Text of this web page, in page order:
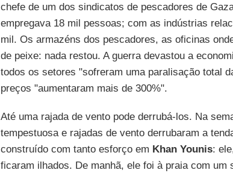
chefe de um dos sindicatos de pescadores de
empregava 18 mil pessoas; com as indústrias
mil. Os armazéns dos pescadores, as oficinas
de peixe: nada restou. A guerra devastou a
todos os setores "sofreram uma paralisação total
preços "aumentaram mais de 300%".
Até uma rajada de vento pode derrubá-los. Na
tempestuosa e rajadas de vento derrubaram a
construído com tanto esforço em Khan Younis:
ficaram ilhados. De manhã, ele foi à praia com